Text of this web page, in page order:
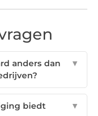
anders dan
▼
biedt
▼